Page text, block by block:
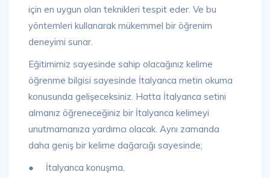
için en uygun olan teknikleri tespit eder. Ve bu
yöntemleri kullanarak mükemmel bir öğrenim
deneyimi sunar.
Eğitimimiz sayesinde sahip olacağınız kelime
öğrenme bilgisi sayesinde İtalyanca metin okuma
konusunda gelişeceksiniz. Hatta İtalyanca setini
almanız öğreneceğiniz bir İtalyanca kelimeyi
unutmamanıza yardımcı olacak. Aynı zamanda
daha geniş bir kelime dağarcığı sayesinde;
● İtalyanca konuşma,